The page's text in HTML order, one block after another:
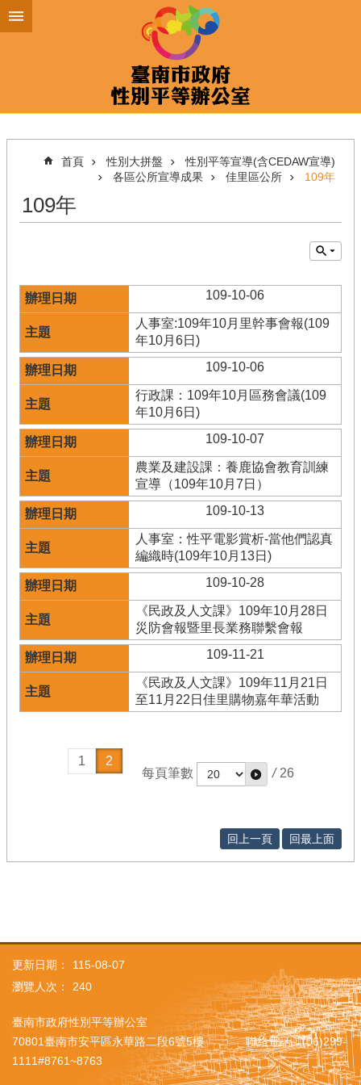
跳到主要內容區塊
首頁 性別大拼盤
性別平等宣導(含CEDAW宣導)
各區公所宣導成果
佳里區公所 109年
109年
109-10-06
人事室:109年10月里幹事會報(109
年10月6日)
109-10-06
行政課：109年10月區務會議(109
年10月6日)
109-10-07
農業及建設課：養鹿協會教育訓練
宣導（109年10月7日）
109-10-13
人事室：性平電影賞析-當他們認真
編織時(109年10月13日)
109-10-28
《民政及人文課》109年10月28日
災防會報暨里長業務聯繫會報
109-11-21
《民政及人文課》109年11月21日
至11月22日佳里購物嘉年華活動
1
2
每頁筆數
/ 26
回上一頁 回最上面
更新日期：
115-08-07
瀏覽人次：
240
臺南市政府性別平等辦公室
70801臺南市安平區永華路二段6號5樓 聯絡電話：(06)299-
1111#8761~8763